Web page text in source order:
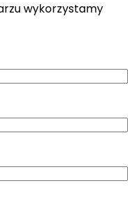
wykorzystamy